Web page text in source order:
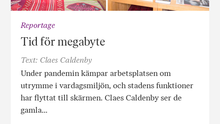
Reportage
Tid för megabyte
Text: Claes Caldenby
Under pandemin kämpar arbetsplatsen om
utrymme i vardagsmiljön, och stadens funktioner
har flyttat till skärmen. Claes Caldenby ser de
gamla…